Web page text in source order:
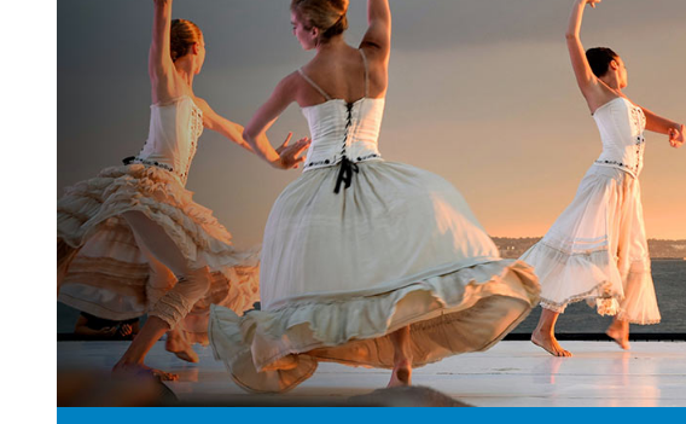
Culture Loisirs
Carnaval 2023
25 février 2023 @ 15:30 -
19:00
Centre Social et Culturel - 3 rue du
château d'eau à Plombières
En savoir plus